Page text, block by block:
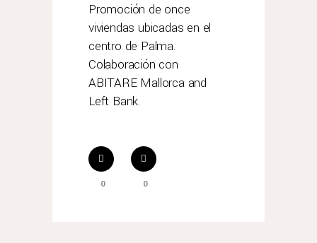
Promoción de once
viviendas ubicadas en el
centro de Palma.
Colaboración con
ABITARE Mallorca and
Left Bank.
0 0